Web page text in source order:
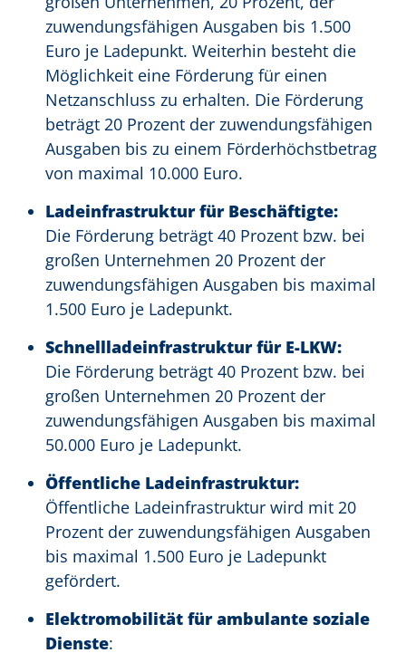
zuwendungsfähigen Ausgaben bis 1.500
Euro je Ladepunkt. Weiterhin besteht die
Möglichkeit eine Förderung für einen
Netzanschluss zu erhalten. Die Förderung
beträgt 20 Prozent der zuwendungsfähigen
Ausgaben bis zu einem Förderhöchstbetrag
von maximal 10.000 Euro.
Ladeinfrastruktur für Beschäftigte:
Die Förderung beträgt 40 Prozent bzw. bei
großen Unternehmen 20 Prozent der
zuwendungsfähigen Ausgaben bis maximal
1.500 Euro je Ladepunkt.
Schnellladeinfrastruktur für E-LKW:
Die Förderung beträgt 40 Prozent bzw. bei
großen Unternehmen 20 Prozent der
zuwendungsfähigen Ausgaben bis maximal
50.000 Euro je Ladepunkt.
Öffentliche Ladeinfrastruktur:
Öffentliche Ladeinfrastruktur wird mit 20
Prozent der zuwendungsfähigen Ausgaben
bis maximal 1.500 Euro je Ladepunkt
gefördert.
Elektromobilität für ambulante soziale
Dienste: